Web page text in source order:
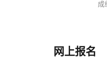
成
网上报名